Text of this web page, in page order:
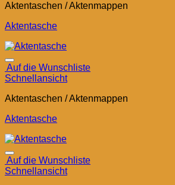
Aktentaschen / Aktenmappen
Aktentasche
Auf die Wunschliste
Schnellansicht
Aktentaschen / Aktenmappen
Aktentasche
Auf die Wunschliste
Schnellansicht